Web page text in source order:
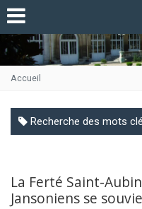
Accueil
Recherche des mots
La Ferté Saint-
Jansoniens se